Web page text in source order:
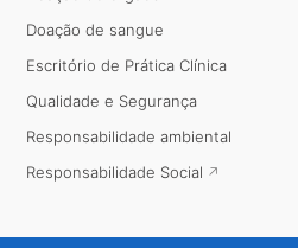
Doação de sangue
Escritório de Prática Clínica
Qualidade e Segurança
Responsabilidade ambiental
Responsabilidade Social